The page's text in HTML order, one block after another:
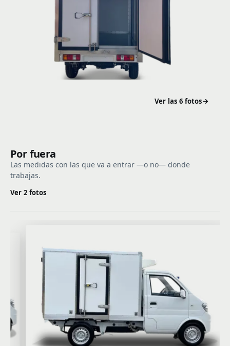
Ver las 6 fotos
Por fuera
Las medidas con las que va a entrar —o no— donde
trabajas.
Ver 2 fotos